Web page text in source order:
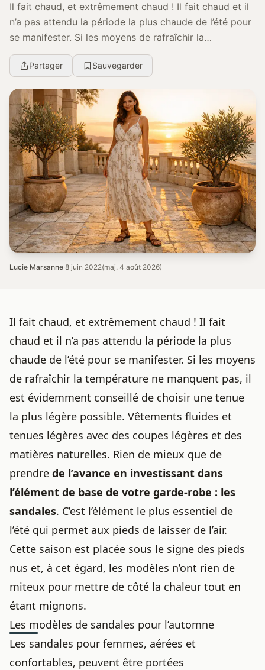
Il fait chaud, et extrêmement chaud ! Il fait chaud et il
n’a pas attendu la période la plus chaude de l’été pour
se manifester. Si les moyens de rafraîchir la
température ne manquent pas, il est évi...
Partager Sauvegarder
Lucie Marsanne·8 juin 2022(maj. 4 août 2026)
Il fait chaud, et extrêmement chaud ! Il fait
chaud et il n’a pas attendu la période la plus
chaude de l’été pour se manifester. Si les moyens
de rafraîchir la température ne manquent pas, il
est évidemment conseillé de choisir une tenue
la plus légère possible. Vêtements fluides et
tenues légères avec des coupes légères et des
matières naturelles. Rien de mieux que de
prendre de l’avance en investissant dans
l’élément de base de votre garde-robe : les
sandales. C’est l’élément le plus essentiel de
l’été qui permet aux pieds de laisser de l’air.
Cette saison est placée sous le signe des pieds
nus et, à cet égard, les modèles n’ont rien de
miteux pour mettre de côté la chaleur tout en
étant mignons.
Les modèles de sandales pour l’automne
Les sandales pour femmes, aérées et
confortables, peuvent être portées